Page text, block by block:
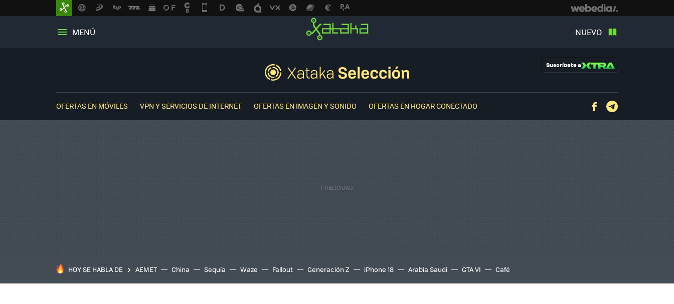
MENÚ NUEVO
Suscríbete a
OFERTAS EN MÓVILES VPN Y SERVICIOS DE INTERNET OFERTAS EN IMAGEN Y SONIDO OFERTAS EN HOGAR CONECTADO Facebook
HOY SE HABLA DE AEMET China Sequía Waze Fallout Generación Z iPhone 18 Arabia Saudí GTA VI Café